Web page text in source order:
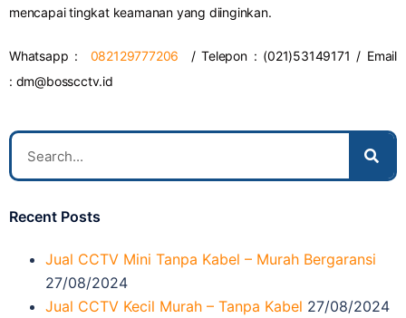
mencapai tingkat keamanan yang diinginkan.
Whatsapp : 082129777206 / Telepon : (021)53149171 / Email
: dm@bosscctv.id
Recent Posts
Jual CCTV Mini Tanpa Kabel – Murah Bergaransi
27/08/2024
Jual CCTV Kecil Murah – Tanpa Kabel 27/08/2024